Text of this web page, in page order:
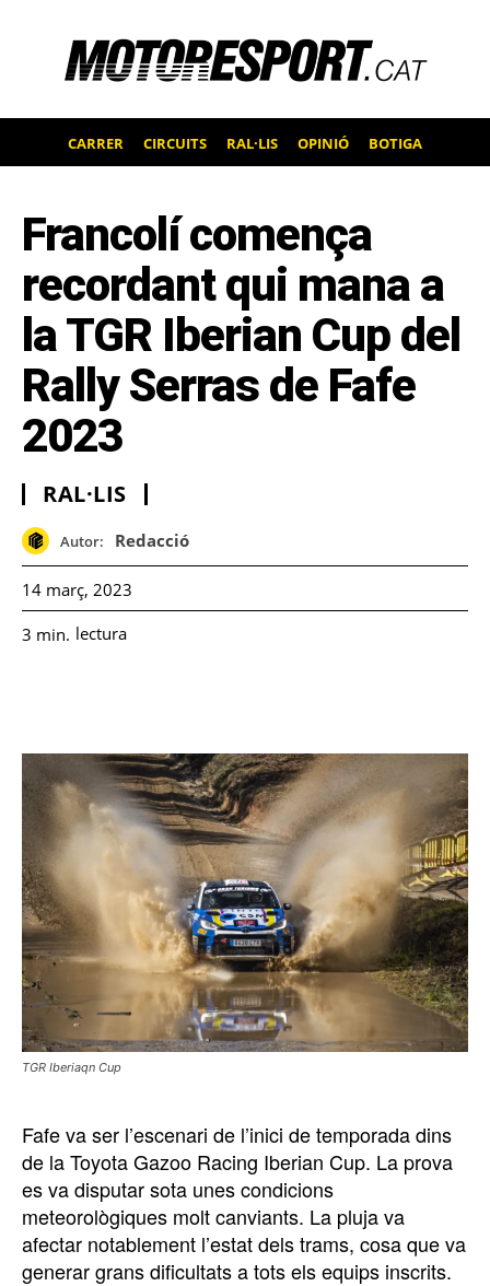
CARRER CIRCUITS RAL·LIS OPINIÓ BOTIGA
Francolí comença
recordant qui mana a
la TGR Iberian Cup del
Rally Serras de Fafe
2023
RAL·LIS
Autor: Redacció
14 març, 2023
3 min. lectura
TGR Iberiaqn Cup
Fafe va ser l’escenari de l’inici de temporada dins
de la Toyota Gazoo Racing Iberian Cup. La prova
es va disputar sota unes condicions
meteorològiques molt canviants. La pluja va
afectar notablement l’estat dels trams, cosa que va
generar grans dificultats a tots els equips inscrits.